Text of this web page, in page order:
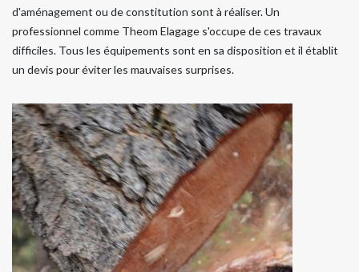
d'aménagement ou de constitution sont à réaliser. Un
professionnel comme Theom Elagage s'occupe de ces travaux
difficiles. Tous les équipements sont en sa disposition et il établit
un devis pour éviter les mauvaises surprises.